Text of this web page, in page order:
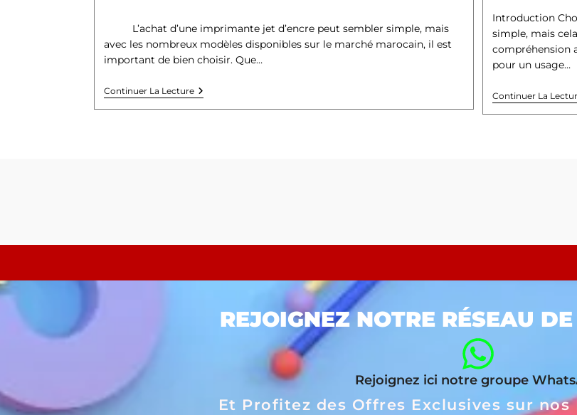
L’achat d’une imprimante jet d’encre peut sembler simple, mais
avec les nombreux modèles disponibles sur le marché marocain, il est
important de bien choisir. Que…
Continuer La Lecture
Introduction
simple, mais
compréhension
pour un usage…
Continuer La
REJOIGNEZ NOTRE RÉSEAU
Rejoignez ici notre groupe
Et Profitez des Offres Exclusives sur